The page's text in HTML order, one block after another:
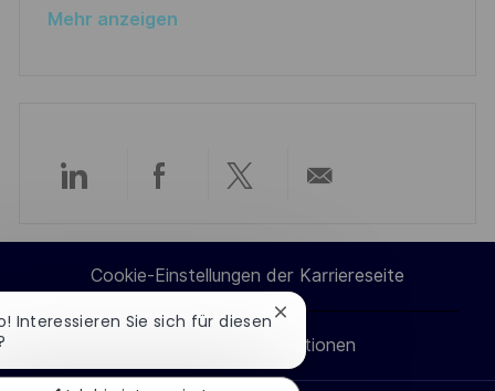
i
g
V
f
n
l
i
h
Mehr anzeigen
Über
LinkedIn
Über
Facebook
Über
Twitter
teilen
E-
Mail
teilen
Cookie-Einstellungen der Karriereseite
Persönliche Informationen
Interessieren Sie sich für diesen Chatbot-
Benachrichtigung
schließen